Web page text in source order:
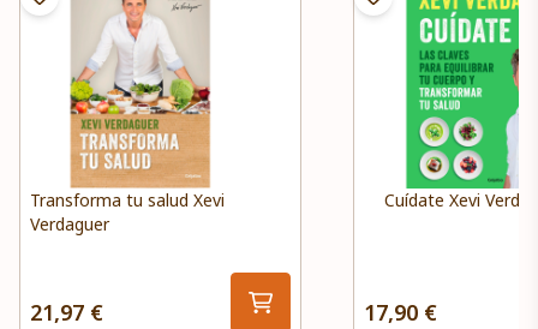
Transforma tu salud Xevi
Verdaguer
21,97 €
Cuídate Xevi
17,90 €